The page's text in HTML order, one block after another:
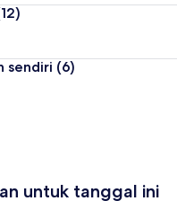
sendiri (6)
untuk tanggal ini